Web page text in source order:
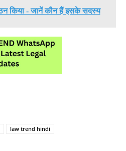
किया - जानें कौन हैं इसके सदस्य
law trend hindi